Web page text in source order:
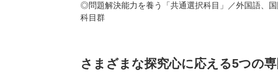
◎問題解決能力を養う「共通選択科目」／外国語、
科目群
さまざまな探究心に応える5つの